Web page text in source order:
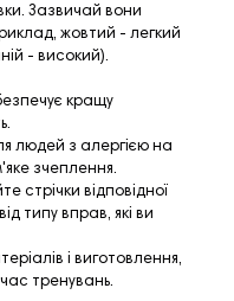
Зазвичай вони
жовтий - легкий
- високий).
кращу
людей з алергією на
зчеплення.
стрічки відповідної
типу вправ, які ви
і виготовлення,
тренувань.